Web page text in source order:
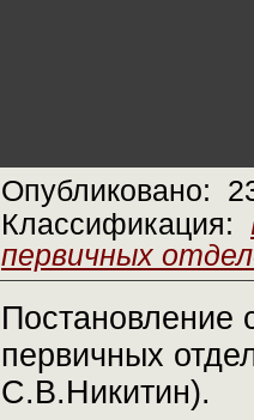
Опубликовано:
Классификация:
первичных
Постановление
первичных
С.В.Никитин).